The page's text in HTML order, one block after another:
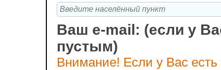
Ваш e-mail: (если у
пустым)
Внимание! Если у Вас